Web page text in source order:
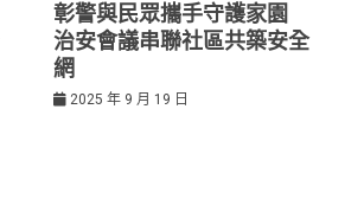
彰警與民眾攜手守護家園
治安會議串聯社區共築安全
網
2025 年 9 月 19 日